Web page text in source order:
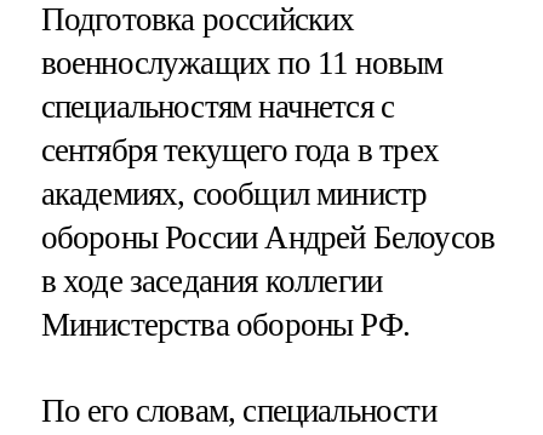
Подготовка российских
военнослужащих по 11 новым
специальностям начнется с
сентября текущего года в трех
академиях, сообщил министр
обороны России Андрей Белоусов
в ходе заседания коллегии
Министерства обороны РФ.
По его словам, специальности